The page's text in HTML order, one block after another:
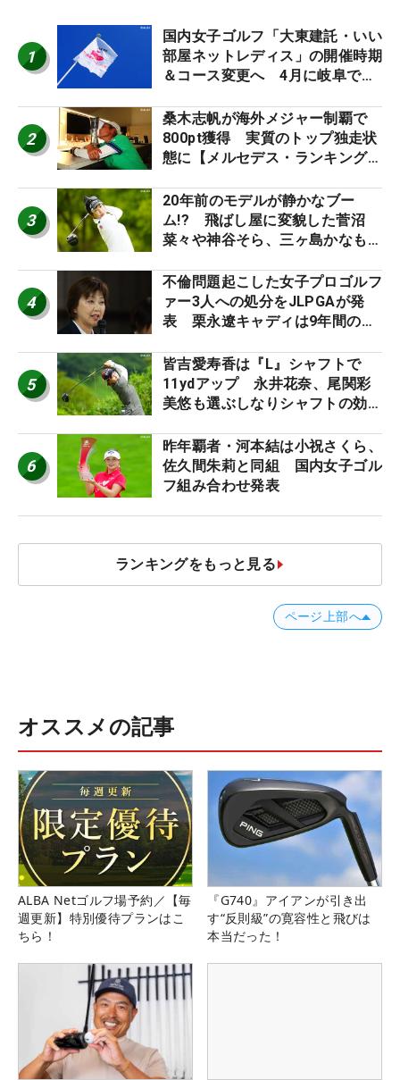
1
国内女子ゴルフ「大東建託・いい
部屋ネットレディス」の開催時期
＆コース変更へ 4月に岐阜で開
2
桑木志帆が海外メジャー制覇で
800pt獲得 実質のトップ独走状
態に【メルセデス・ランキング番
3
20年前のモデルが静かなブー
ム!? 飛ばし屋に変貌した菅沼
菜々や神谷そら、三ヶ島かなも使
ロたちの“飛ばしギア”】
4
不倫問題起こした女子プロゴルフ
ァー3人への処分をJLPGAが発
表 栗永遼キャディは9年間の立
5
皆吉愛寿香は『L』シャフトで
11ydアップ 永井花奈、尾関彩
美悠も選ぶしなりシャフトの効果
ア”】
6
昨年覇者・河本結は小祝さくら、
佐久間朱莉と同組 国内女子ゴル
フ組み合わせ発表
ランキングをもっと見る
ページ上部へ
オススメの記事
ALBA Netゴルフ場予約／【毎
週更新】特別優待プランはこ
ちら！
『G740』アイアンが引き出
す“反則級”の寛容性と飛びは
本当だった！